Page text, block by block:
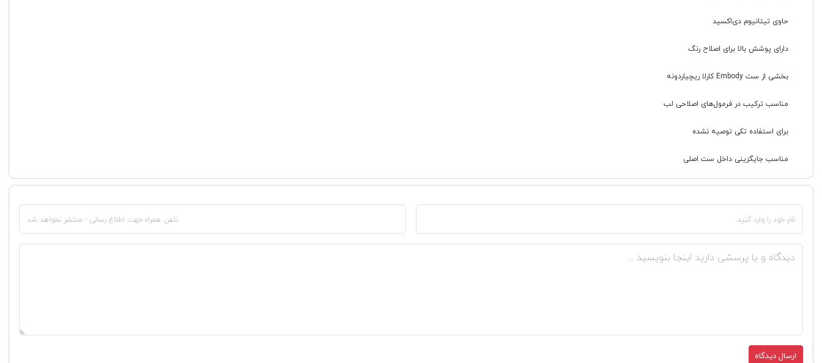
حاوی تیتانیوم دی‌اکسید
دارای پوشش بالا برای اصلاح رنگ
بخشی از ست Embody کارلا ریچیاردونه
مناسب ترکیب در فرمول‌های اصلاحی لب
برای استفاده تکی توصیه نشده
مناسب جایگزینی داخل ست اصلی
ارسال دیدگاه